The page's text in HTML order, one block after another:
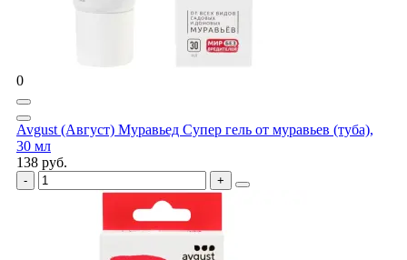
0
Avgust (Август) Муравьед Супер гель от муравьев (туба),
30 мл
138 руб.